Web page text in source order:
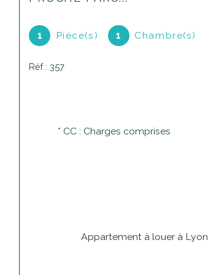
1 Pièce(s) 1 Chambre(s)
Réf : 357
* CC : Charges comprises
Appartement à louer à Lyon